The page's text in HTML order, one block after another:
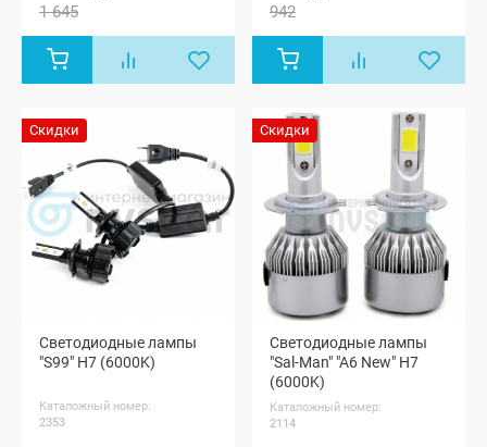
1 645 942
Скидки
Светодиодные лампы
"S99" H7 (6000K)
Каталожный номер:
2353
Скидки
Светодиодные лампы
"Sal-Man" "A6 New" H7
(6000K)
Каталожный номер:
2114